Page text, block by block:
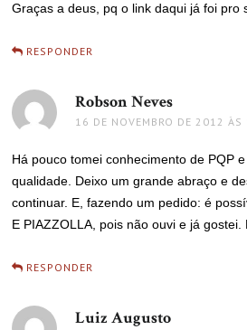
Graças a deus, pq o link daqui já foi pro
RESPONDER
Robson Neves
16 DE NOVEMBRO DE 2012
Há pouco tomei conhecimento de PQP
qualidade. Deixo um grande abraço e
continuar. E, fazendo um pedido: é
E PIAZZOLLA, pois não ouvi e já gostei.
RESPONDER
Luiz Augusto